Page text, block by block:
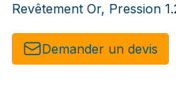
Revêtement Or, Pression
Demander un de​​vis​​